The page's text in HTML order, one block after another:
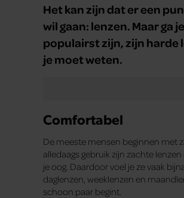
Het kan zijn dat er een
wil gaan: lenzen. Maar ga
populairst zijn, zijn harde
je moet weten.
Comfortabel
De meeste mensen beginnen met
alledaags gebruik zijn zachte
je oog. Daardoor voel je ze vaak
daglenzen, weeklenzen en
schoon paar begint.